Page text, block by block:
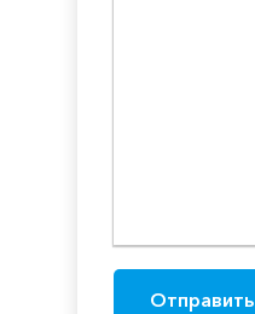
Отправить